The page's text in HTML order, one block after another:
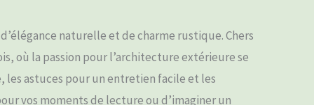
naturelle et de charme rustique. Chers
où la passion pour l’architecture extérieure se
les astuces pour un entretien facile et les
vos moments de lecture ou d’imaginer un